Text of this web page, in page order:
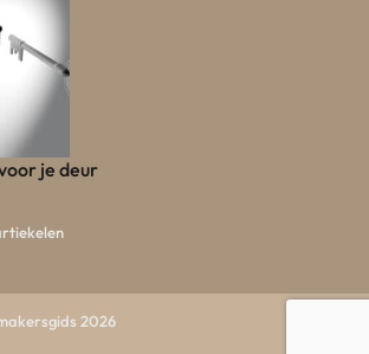
je deur
2026